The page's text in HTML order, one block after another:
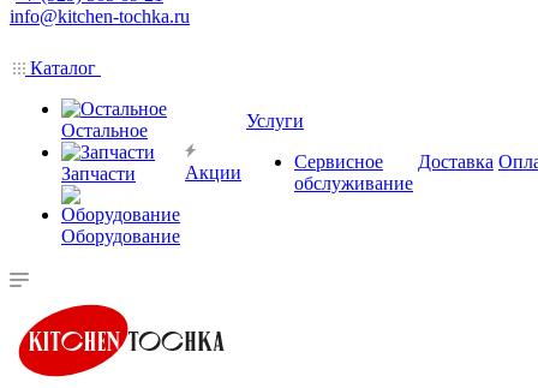
info@kitchen-tochka.ru
Каталог
Остальное
Запчасти
Оборудование
Акции
Услуги
Сервисное
обслуживание
Доставка